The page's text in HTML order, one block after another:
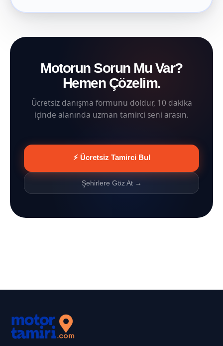
Motorun Sorun Mu Var?
Hemen Çözelim.
Ücretsiz danışma formunu doldur, 10 dakika
içinde alanında uzman tamirci seni arasın.
⚡ Ücretsiz Tamirci Bul
Şehirlere Göz At →